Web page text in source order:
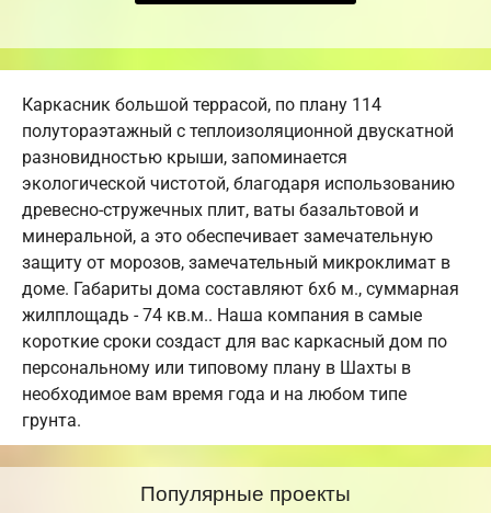
Каркасник большой террасой, по плану 114
полутораэтажный с теплоизоляционной двускатной
разновидностью крыши, запоминается
экологической чистотой, благодаря использованию
древесно-стружечных плит, ваты базальтовой и
минеральной, а это обеспечивает замечательную
защиту от морозов, замечательный микроклимат в
доме. Габариты дома составляют 6х6 м., суммарная
жилплощадь - 74 кв.м.. Наша компания в самые
короткие сроки создаст для вас каркасный дом по
персональному или типовому плану в Шахты в
необходимое вам время года и на любом типе
грунта.
Популярные проекты